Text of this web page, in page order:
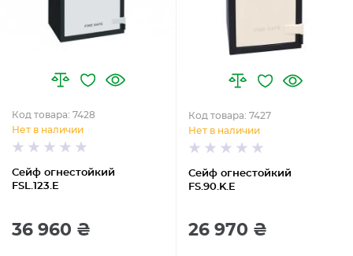
Сейф огнестойкий
FSL.123.E
Код товара: 7428
Нет в наличии
36 960 ₴
Сейф огнестойкий
FS.90.K.E
Код товара: 7427
Нет в наличии
26 970 ₴